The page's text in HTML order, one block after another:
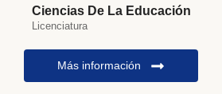
Ciencias De La Educación
Licenciatura
Más información